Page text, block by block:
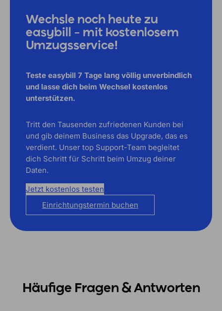
Wechsle noch heute zu
easybill – mit kostenlosem
Umzugsservice!
Teste easybill 7 Tage lang völlig unverbindlich
und lasse dich beim Wechsel kostenlos
unterstützen.
Tritt den Tausenden zufriedenen Kunden bei
und gib deinem Business das Upgrade, das es
verdient. Unser top Support-Team begleitet
dich Schritt für Schritt beim Umzug deiner
Daten.
Jetzt kostenlos testen
Einrichtungstermin buchen
Häufige Fragen & Antworten